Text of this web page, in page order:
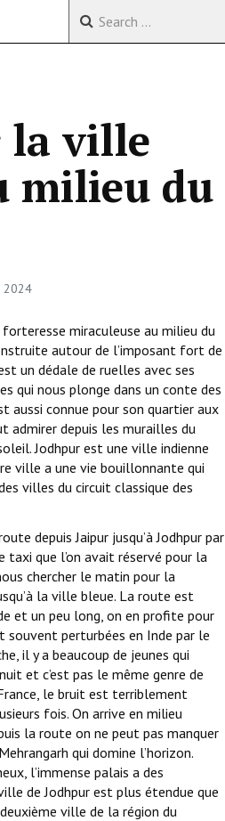
la ville
milieu du
2024
forteresse miraculeuse au milieu du
autour de l’imposant fort de
un dédale de ruelles avec ses
qui nous plonge dans un conte des
aussi connue pour son quartier aux
admirer depuis les murailles du
Jodhpur est une ville indienne
ville a une vie bouillonnante qui
villes du circuit classique des
depuis Jaipur jusqu’à Jodhpur par
taxi que l’on avait réservé pour la
chercher le matin pour la
la ville bleue. La route est
et un peu long, on en profite pour
souvent perturbées en Inde par le
il y a beaucoup de jeunes qui
et c’est pas le même genre de
le bruit est terriblement
fois. On arrive en milieu
la route on ne peut pas manquer
qui domine l’horizon.
l’immense palais a des
de Jodhpur est plus étendue que
ville de la région du